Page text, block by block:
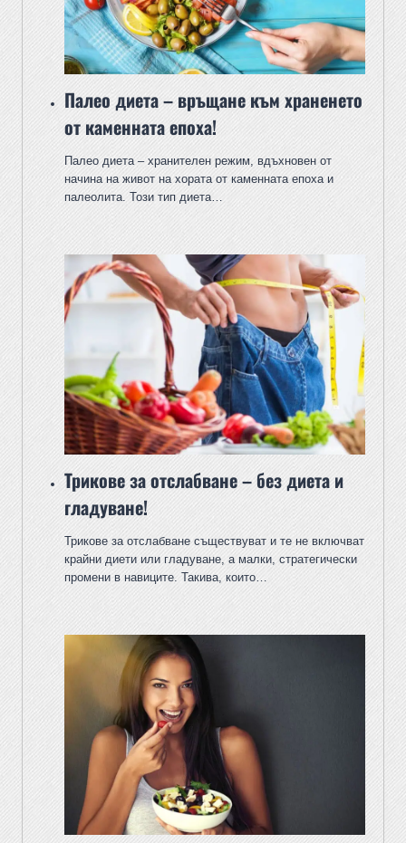
Палео диета – връщане към храненето
от каменната епоха!
Палео диета – хранителен режим, вдъхновен от
начина на живот на хората от каменната епоха и
палеолита. Този тип диета…
Трикове за отслабване – без диета и
гладуване!
Трикове за отслабване съществуват и те не включват
крайни диети или гладуване, а малки, стратегически
промени в навиците. Такива, които…